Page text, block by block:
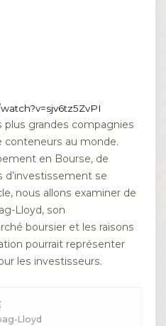
plus grandes compagnies
au monde.
en Bourse, de
se
nous allons examiner de
Lloyd, son
boursier et les raisons
pourrait représenter
les investisseurs.
Lloyd